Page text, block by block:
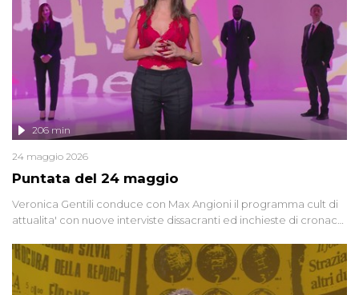
fine.
Puntata del 24 maggio
206 min
24 maggio 2026
Veronica Gentili conduce con Max Angioni il programma cult di
attualita' con nuove interviste dissacranti ed inchieste di cronaca